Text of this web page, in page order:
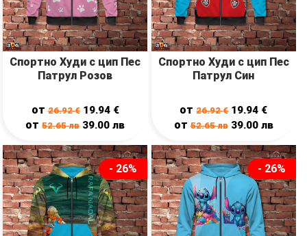
Спортно Худи с цип Пес
Патрул Розов
от26.92€ 19.94 €
от52.65лв 39.00лв
Спортно Худи с цип Пес
Патрул Син
от26.92€ 19.94 €
от 52.65лв 39.00 лв
- 26% - 26%